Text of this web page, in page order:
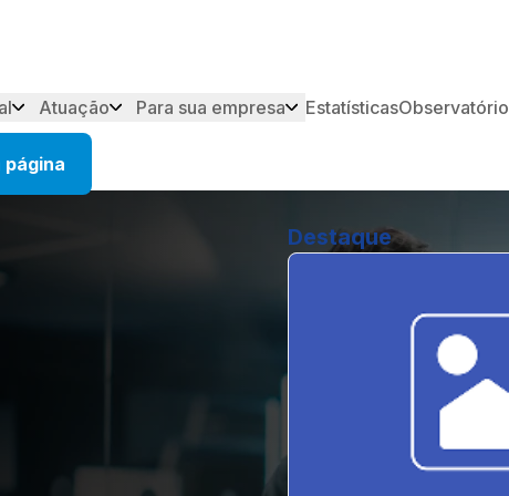
Atuação Para sua empresa EstatísticasObservatório
página
Destaque